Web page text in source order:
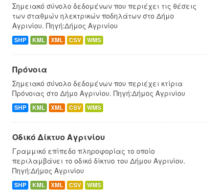
Σημειακό σύνολο δεδομένων που περιέχει τις θέσεις
των σταθμών ηλεκτρικών ποδηλάτων στο Δήμο
Αγρινίου. Πηγή:Δήμος Αγρινίου
SHP KML XML CSV WMS
Πρόνοια
Σημειακό σύνολο δεδομένων που περιέχει κτίρια
Πρόνοιας στο Δήμο Αγρινίου. Πηγή:Δήμος Αγρινίου
SHP KML XML CSV WMS
Οδικό Δίκτυο Αγρινίου
Γραμμικό επίπεδο πληροφορίας το οποίο
περιλαμβάνει το οδικό δίκτυο του Δήμου Αγρινίου.
Πηγή:Δήμος Αγρινίου
SHP KML XML CSV WMS